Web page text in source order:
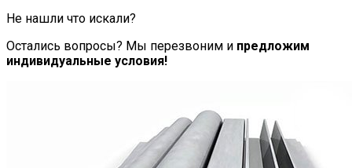
Не нашли что искали?
Остались вопросы? Мы перезвоним и предложим
индивидуальные условия!